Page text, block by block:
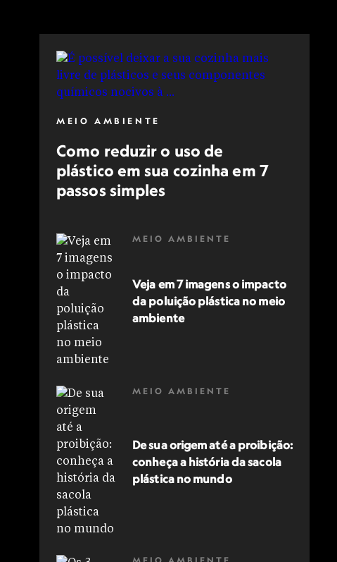
MEIO AMBIENTE
Como reduzir o uso de
plástico em sua cozinha em 7
passos simples
MEIO AMBIENTE
Veja em 7 imagens o impacto
da poluição plástica no meio
ambiente
MEIO AMBIENTE
De sua origem até a proibição:
conheça a história da sacola
plástica no mundo